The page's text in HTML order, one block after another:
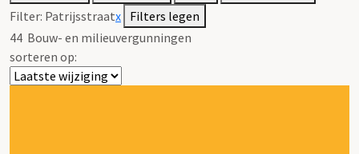
Filter: Patrijsstraatx Filters legen
44 Bouw- en milieuvergunningen
sorteren op: